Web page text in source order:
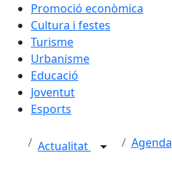
Promoció econòmica
Cultura i festes
Turisme
Urbanisme
Educació
Joventut
Esports
Actualitat Agenda